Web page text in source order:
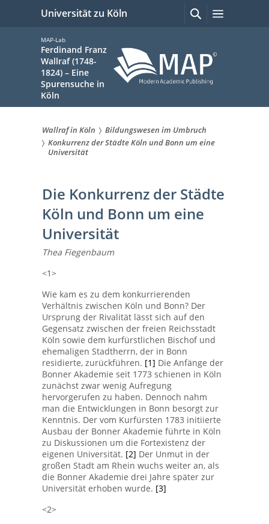
Universität zu Köln
Suchen
mit
MAP-Lab
Ferdinand Franz
Wallraf (1748-
1824) – Eine
Spurensuche in
Köln
Sie
hier:
Wallraf in Köln
Bildungswesen im Umbruch
Konkurrenz der Städte Köln und Bonn um eine
Universität
Die Konkurrenz der Städte
Köln und Bonn um eine
Universität
Thea Fiegenbaum
<1>
Wie kam es zu dem konkurrierenden
Verhältnis zwischen Köln und Bonn? Der
Ursprung der Rivalität lässt sich auf den
Gegensatz zwischen der freien Reichsstadt
Köln sowie dem kurfürstlichen Bischof und
ehemaligen Stadtherrn, der in Bonn
residierte, zurückführen. [1] Die Anfänge der
Bonner Akademie seit 1773 schienen in Köln
zunächst zwar wenig Aufregung
hervorgerufen zu haben. Dennoch nahm
man die Entwicklungen in Bonn besorgt zur
Kenntnis. Der vom Kurfürsten 1783 initiierte
Ausbau der Bonner Akademie führte in Köln
zu Diskussionen um die Fortexistenz der
eigenen Universität. [2] Der Unmut in der
großen Stadt am Rhein wuchs weiter an, als
die Bonner Akademie drei Jahre später zur
Universität erhoben wurde. [3]
<2>